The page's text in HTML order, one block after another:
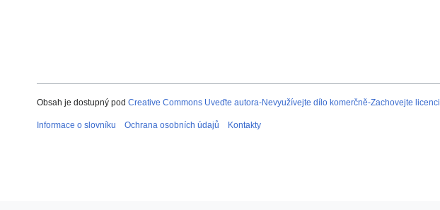
Obsah je dostupný pod Creative Commons Uveďte autora-Nevyužívejte dílo komerčně-Zachovejte licenci
Informace o slovníku Ochrana osobních údajů Kontakty